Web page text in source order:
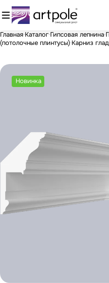
Главная Каталог Гипсовая лепнина
(потолочные плинтусы) Карниз
Новинка